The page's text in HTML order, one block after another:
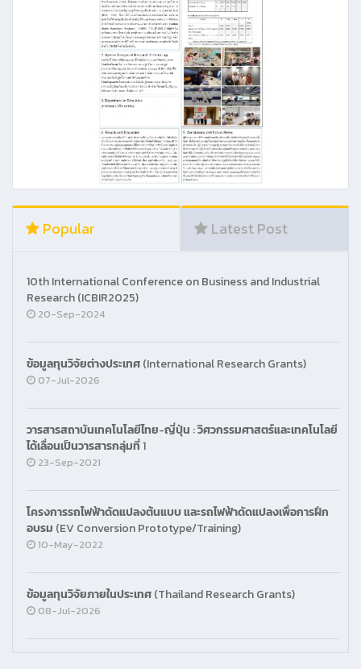
Popular Latest Post
10th International Conference on Business and Industrial
Research (ICBIR2025)
20-Sep-2024
ข้อมูลทุนวิจัยต่างประเทศ (International Research Grants)
07-Jul-2026
วารสารสถาบันเทคโนโลยีไทย-ญี่ปุ่น : วิศวกรรมศาสตร์และเทคโนโลยี
ได้เลื่อนเป็นวารสารกลุ่มที่ 1
23-Sep-2021
โครงการรถไฟฟ้าดัดแปลงต้นแบบ และรถไฟฟ้าดัดแปลงเพื่อการฝึก
อบรม (EV Conversion Prototype/Training)
10-May-2022
ข้อมูลทุนวิจัยภายในประเทศ (Thailand Research Grants)
08-Jul-2026